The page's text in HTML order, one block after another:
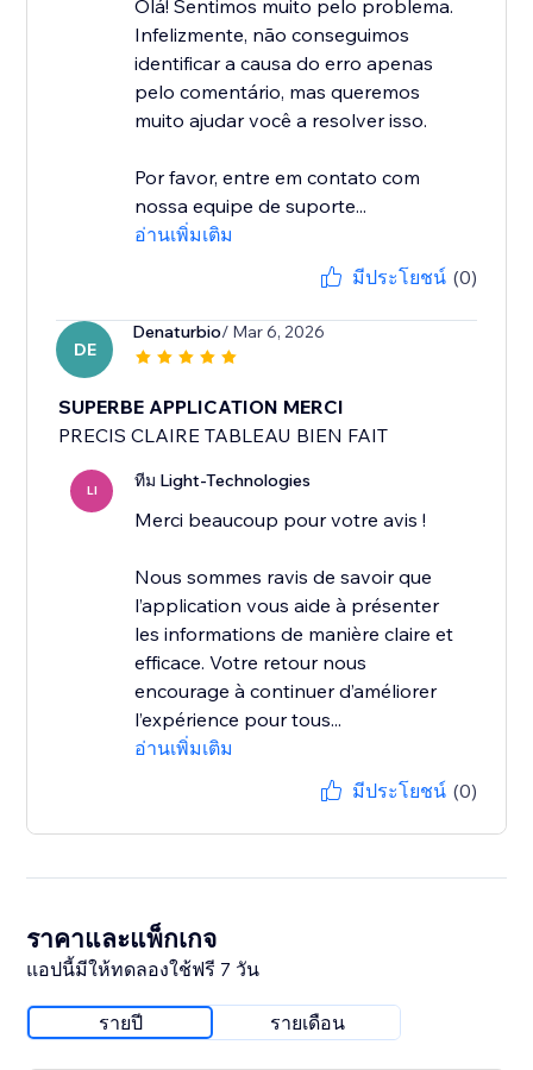
Olá! Sentimos muito pelo problema.
Infelizmente, não conseguimos
identificar a causa do erro apenas
pelo comentário, mas queremos
muito ajudar você a resolver isso.
Por favor, entre em contato com
nossa equipe de suporte...
อ่านเพิ่มเติม
มีประโยชน์ (0)
DE
Denaturbio/ Mar 6, 2026
SUPERBE APPLICATION MERCI
PRECIS CLAIRE TABLEAU BIEN FAIT
LI ทีม Light-Technologies
Merci beaucoup pour votre avis !
Nous sommes ravis de savoir que
l’application vous aide à présenter
les informations de manière claire et
efficace. Votre retour nous
encourage à continuer d’améliorer
l’expérience pour tous...
อ่านเพิ่มเติม
มีประโยชน์ (0)
ราคาและแพ็กเกจ
แอปนี้มีให้ทดลองใช้ฟรี 7 วัน
รายปี รายเดือน